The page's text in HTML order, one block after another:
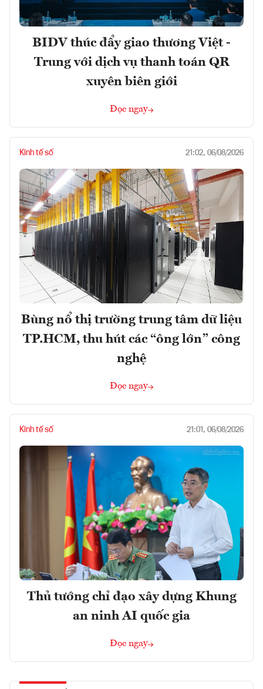
BIDV thúc đẩy giao thương Việt -
Trung với dịch vụ thanh toán QR
xuyên biên giới
Đọc ngay
Kinh tế số 21:02, 06/08/2026
Bùng nổ thị trường trung tâm dữ liệu
TP.HCM, thu hút các “ông lớn” công
nghệ
Đọc ngay
Kinh tế số 21:01, 06/08/2026
Thủ tướng chỉ đạo xây dựng Khung
an ninh AI quốc gia
Đọc ngay